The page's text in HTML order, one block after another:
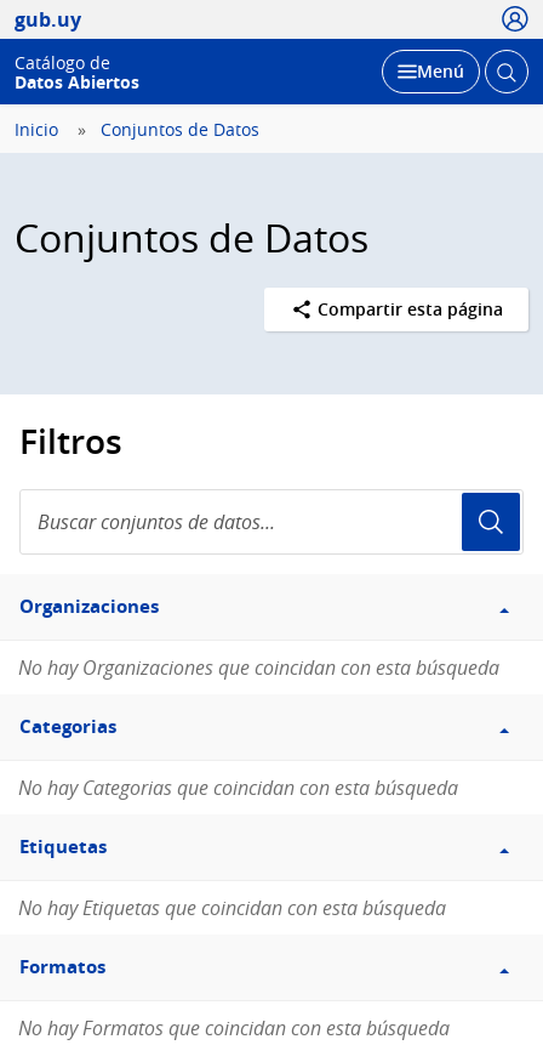
gub.uy
Catálogo de
Datos Abiertos
Desplegar
Menú Abrir
Inicio Conjuntos de Datos
Conjuntos de Datos
Compartir esta página
Filtros
conjuntos
de
Filtro
Organizaciones
Organizaciones
No hay Organizaciones que coincidan con esta búsqueda
Filtro
Categorias
Categorias
No hay Categorias que coincidan con esta búsqueda
Filtro
Etiquetas
Etiquetas
No hay Etiquetas que coincidan con esta búsqueda
Filtro
Formatos
Formatos
No hay Formatos que coincidan con esta búsqueda